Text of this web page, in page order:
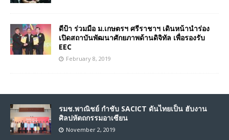
ดีป้า ร่วมมือ ม.เกษตรฯ ศรีราชาฯ เดินหน้านำร่อง
เปิดสถาบันพัฒนาศักยภาพด้านดิจิทัล เพื่อรองรับ
EEC
February 8, 2019
รมช.พาณิชย์ กำชับ SACICT ดันไทยเป็น ฮับงาน
ศิลปหัตถกรรมอาเซียน
November 2, 2019